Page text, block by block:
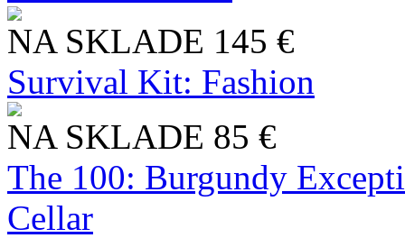
NA SKLADE 145 €
Survival Kit: Fashion
NA SKLADE 85 €
The 100: Burgundy
Cellar